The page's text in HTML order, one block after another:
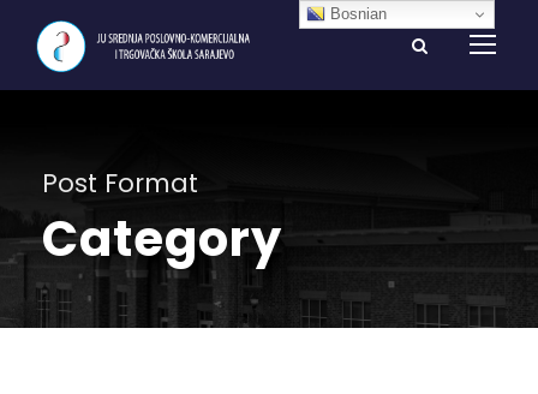
Post Format
Category
Bosnian